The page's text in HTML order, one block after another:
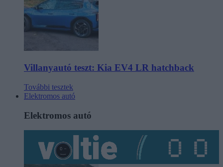
Villanyautó teszt: Kia EV4 LR hatchback
További tesztek
Elektromos autó
Elektromos autó